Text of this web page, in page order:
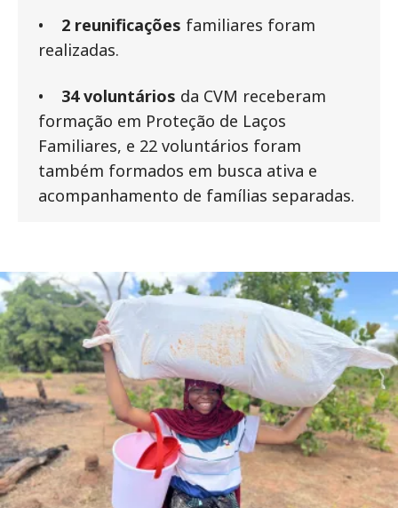
• 2 reunificações familiares foram
realizadas.
• 34 voluntários da CVM receberam
formação em Proteção de Laços
Familiares, e 22 voluntários foram
também formados em busca ativa e
acompanhamento de famílias separadas.